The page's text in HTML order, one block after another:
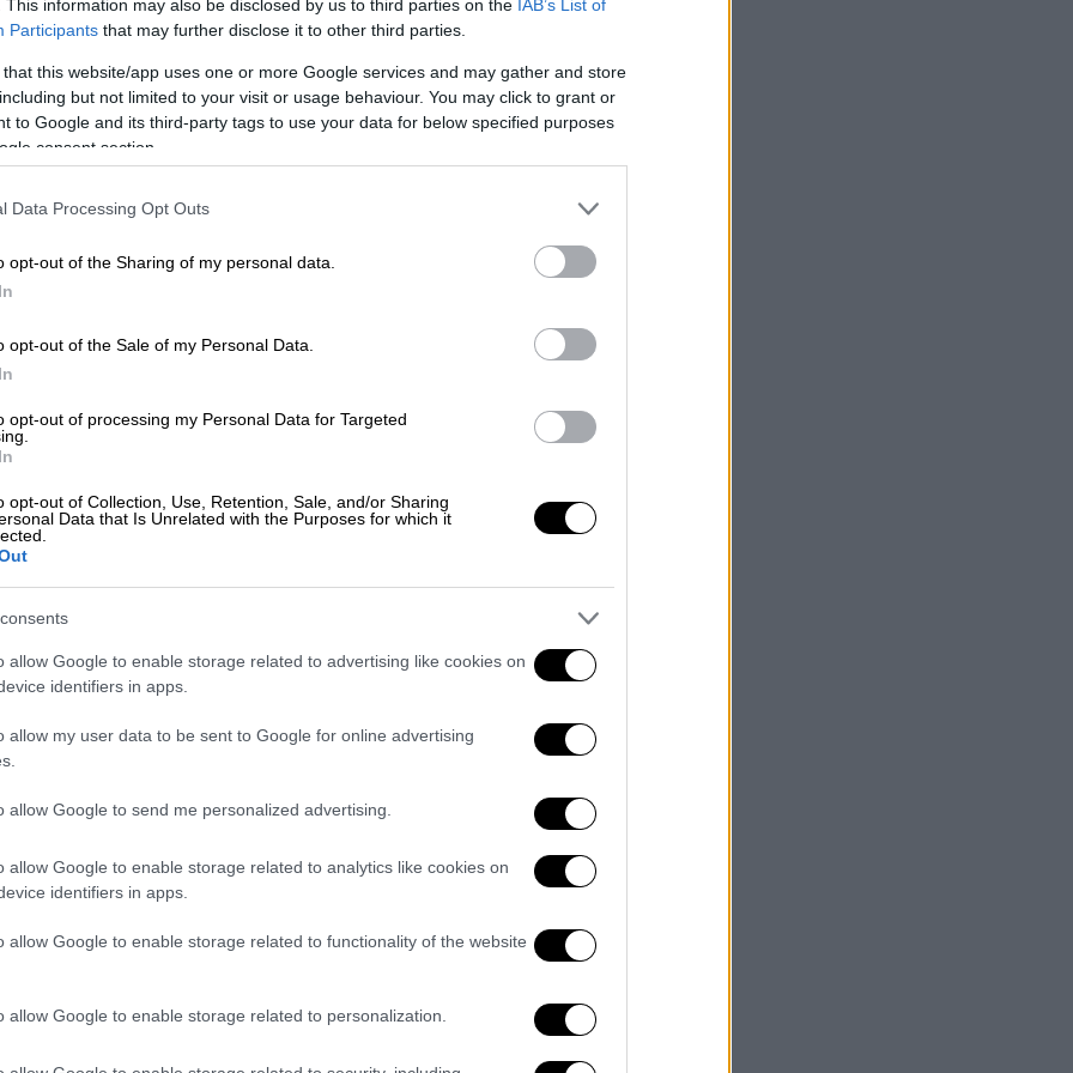
This information may also be disclosed by us to third parties on the IAB’s List of
Participants that may further disclose it to other third parties.
that this website/app uses one or more Google services and may gather and store
but not limited to your visit or usage behaviour. You may click to grant or
to Google and its third-party tags to use your data for below specified purposes
consent section.
Data Processing Opt Outs
opt-out of the Sharing of my personal data.
opt-out of the Sale of my Personal Data.
opt-out of processing my Personal Data for Targeted
opt-out of Collection, Use, Retention, Sale, and/or Sharing
Data that Is Unrelated with the Purposes for which it
allow Google to enable storage related to advertising like cookies on
identifiers in apps.
allow my user data to be sent to Google for online advertising
allow Google to send me personalized advertising.
allow Google to enable storage related to analytics like cookies on
identifiers in apps.
allow Google to enable storage related to functionality of the website
allow Google to enable storage related to personalization.
Κυπριακό μετά τον ΟΗΕ
βλέπει πάντως προσπάθειες
Κυπριακό, οι οποίες αναμένεται να
ΟΗΕ και αναμένεται να μετατραπούν σε
(σταδιακά εντεινόμενης)
συνολικής λύσης
από πιο μικρά.
ότι «λόγω του χάσματος μεταξύ των
της άκαμπτης τοποθέτησής τους στις
να αναζητηθούν στο νησί άλλοι τρόποι
λύση που υπερασπίζονται οι
ή τις φόρμουλες λύσης δύο κρατών
πλήρως η Άγκυρα, γίνεται όλο και πιο
συνομιλίες για το Κυπριακό δεν θα
αν το κάνουν, οι πιθανότητες επιτυχίας
του ΟΗΕ, Αντόνιο Γκουτέρες, παρά τις
ηγέτης, Νίκος Χριστοδουλίδης,
νέας διαδικασίας ή ακόμη και στον
την Κύπρο
της Αμερικής όσο και από την
συνομιλιών για την Κύπρο από το
Αν και αυτή είναι η επίσημη
ότι ο πρόεδρος Ερντογάν δεν
στο νησί. Μάλιστα, ο Ερντογάν στην
της «Τουρκικής Δημοκρατίας της
υποστηρίζουν ότι μια λύση δύο
την αποδεχθεί η 'Ε/Κ' πλευρά».